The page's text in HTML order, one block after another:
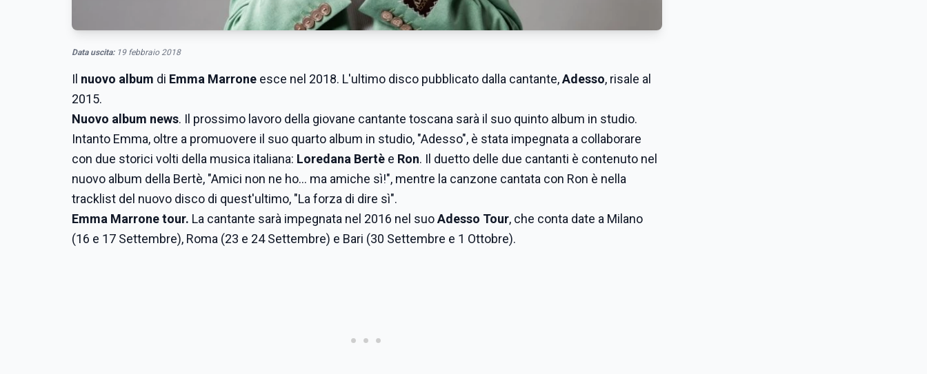
Data uscita:19 febbraio 2018
Il nuovo album di Emma Marrone esce nel 2018. L'ultimo disco pubblicato dalla cantante,Adesso, risale al
2015.
Nuovo album news. Il prossimo lavoro della giovane cantante toscana sarà il suo quinto album in studio.
Intanto Emma, oltre a promuovere il suo quarto album in studio, "Adesso", è stata impegnata a collaborare
con due storici volti della musica italiana: Loredana Bertè e Ron. Il duetto delle due cantanti è contenuto nel
nuovo album della Bertè, "Amici non ne ho... ma amiche sì!", mentre la canzone cantata con Ron è nella
tracklist del nuovo disco di quest'ultimo, "La forza di dire sì".
Emma Marrone tour. La cantante sarà impegnata nel 2016 nel suoAdesso Tour, che conta date a Milano
(16 e 17 Settembre), Roma (23 e 24 Settembre) e Bari (30 Settembre e 1 Ottobre).